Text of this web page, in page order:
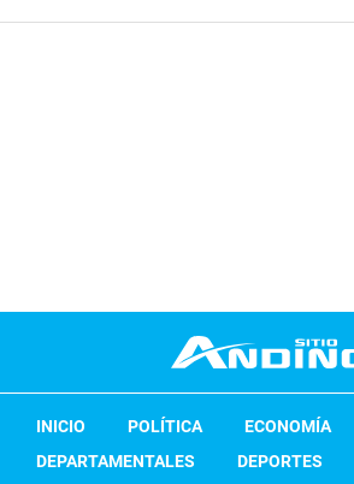
INICIO POLÍTICA ECONOMÍA
DEPARTAMENTALES
DEPORTES